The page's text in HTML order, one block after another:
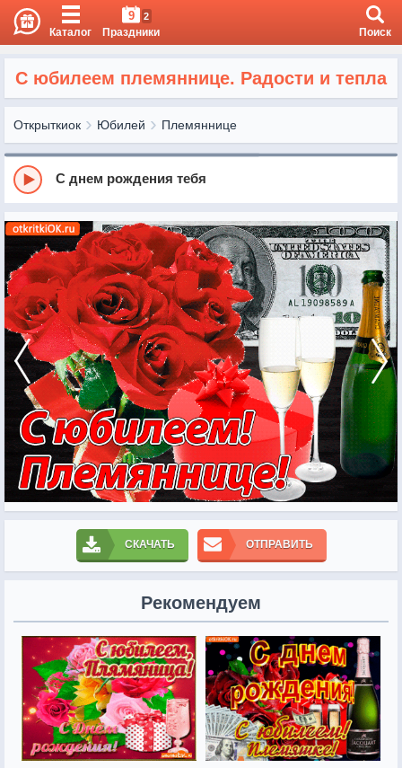
Каталог
9 2
Праздники Поиск
С юбилеем племяннице. Радости и тепла
Открыткиок Юбилей Племяннице
С днем рождения тебя
СКАЧАТЬ ОТПРАВИТЬ
Рекомендуем